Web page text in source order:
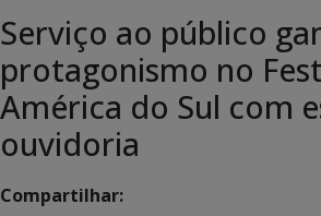
Serviço ao público
protagonismo no
América do Sul com
ouvidoria
Compartilhar: